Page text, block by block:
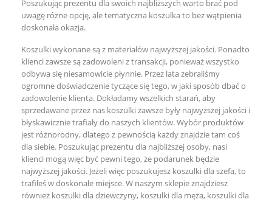
Poszukując prezentu dla swoich najbliższych warto brać pod
uwagę różne opcję, ale tematyczna koszulka to bez wątpienia
doskonała okazja.
Koszulki wykonane są z materiałów najwyższej jakości. Ponadto
klienci zawsze są zadowoleni z transakcji, ponieważ wszystko
odbywa się niesamowicie płynnie. Przez lata zebraliśmy
ogromne doświadczenie tyczące się tego, w jaki sposób dbać o
zadowolenie klienta. Dokładamy wszelkich starań, aby
sprzedawane przez nas koszulki zawsze były najwyższej jakości i
błyskawicznie trafiały do naszych klientów. Wybór produktów
jest różnorodny, dlatego z pewnością każdy znajdzie tam coś
dla siebie. Poszukując prezentu dla najbliższej osoby, nasi
klienci mogą więc być pewni tego, że podarunek będzie
najwyższej jakości. Jeżeli więc poszukujesz koszulki dla szefa, to
trafiłeś w doskonałe miejsce. W naszym sklepie znajdziesz
również koszulki dla dziewczyny, koszulki dla męża, koszulki dla